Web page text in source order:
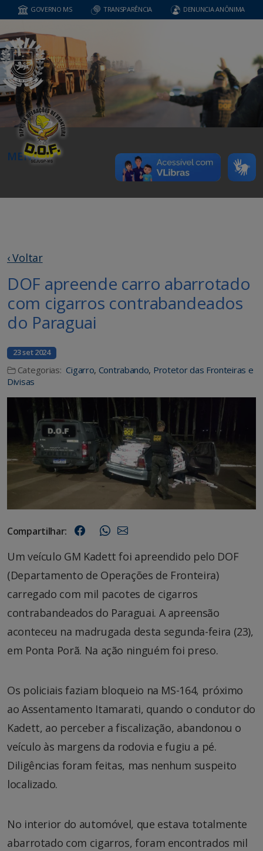
GOVERNO MS TRANSPARÊNCIA DENUNCIA ANÔNIMA
MENU
‹ Voltar
DOF apreende carro abarrotado
com cigarros contrabandeados
do Paraguai
23 set 2024
Categorias: Cigarro, Contrabando, Protetor das Fronteiras e
Divisas
Compartilhar:
Um veículo GM Kadett foi apreendido pelo DOF
(Departamento de Operações de Fronteira)
carregado com mil pacotes de cigarros
contrabandeados do Paraguai. A apreensão
aconteceu na madrugada desta segunda-feira (23),
em Ponta Porã. Na ação ninguém foi preso.
Os policiais faziam bloqueio na MS-164, próximo
ao Assentamento Itamarati, quando o condutor do
Kadett, ao perceber a fiscalização, abandonou o
veículo às margens da rodovia e fugiu a pé.
Diligências foram feitas, mas nenhum suspeito
localizado.
No interior do automóvel, que estava totalmente
abarrotado com cigarros, foram encontrados mil